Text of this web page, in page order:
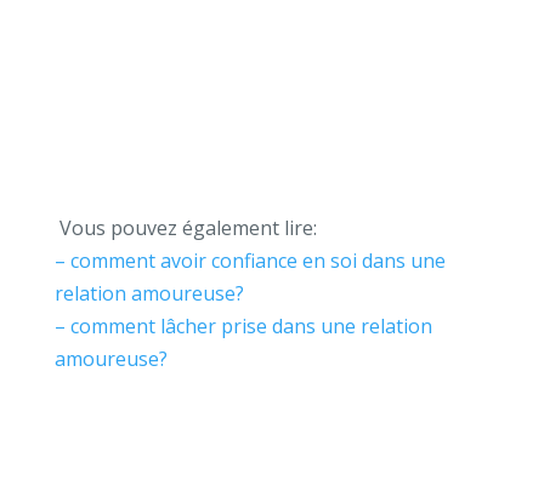
Vous pouvez également lire:
– comment avoir confiance en soi dans une
relation amoureuse?
– comment lâcher prise dans une relation
amoureuse?